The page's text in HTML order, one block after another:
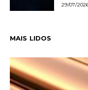
29/07/
MAIS LIDOS